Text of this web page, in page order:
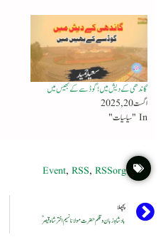
گاندھی کے دیش میں ؛ گوڈسے کے بھیس میں
اگست 20, 2025
In "سیاسیات"
Event,RSS,RSSorg
پچھلا
بادشاہِ زبان و قلم حضرت مولانا نسیم اختر شاہ قیصرؒ